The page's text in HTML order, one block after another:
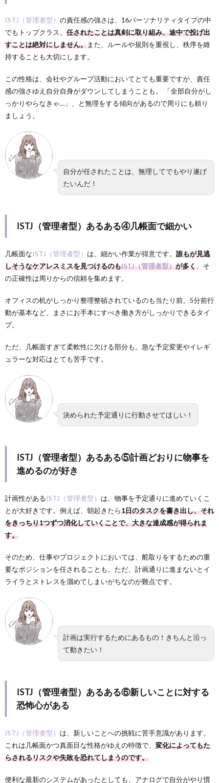
ISTJ（管理者型） の責任感の強さは、16パーソナリティタイプの中
でもトップクラス。 任されたことは真剣に取り組み、途中で投げ出
すことは絶対にしません。また、ルールや規則を重視し、秩序を維
持することも大切にします。
この性格は、会社やグループ活動においてとても重要ですが、責任
感の強さゆえ自分自身がダウンしてしまうことも。 「全部自分がし
っかりやらなきゃ…」、と無理をする傾向があるので周りにも頼り
ましょう。
自分が任されたことは、無理してでもやり遂げ
たいんだ！
ISTJ（管理者型）あるある④几帳面で細かい
几帳面なISTJ（管理者型） は、細かい作業が得意です。 誰もが見逃
しそうなケアレスミスを見つけるのもISTJ（管理者型）が多く 、そ
の正確性は周りからの信頼を集めます。
オフィスの机がしっかり整理整頓されているのも当たり前。5分前行
動が基本など、まさにお手本にすべき働き方がしっかりできるタイ
プ。
ただ、几帳面すぎて柔軟性に欠ける部分も。急な予定変更やイレギ
ュラーな対応はとても苦手です。
決められた予定通りに行動させてほしい！
ISTJ（管理者型）あるある⑤計画どおりに物事を
進めるのが好き
計画性があるISTJ（管理者型） は、物事を予定通りに進めていくこ
とが大好きです。例えば、朝起きたら1日のタスクを書き出し、それ
をきっちり1つずつ消化していくことで、大きな達成感が得られま
す。
そのため、仕事やプロジェクトにおいては、舵取りをするための重
要なポジションを任されることも。ただ、計画通りに進まないとイ
ライラとストレスを溜めてしまいがちなのが難点です。
計画は実行するためにあるもの！きちんと沿っ
て動きたい！
ISTJ（管理者型）あるある⑥新しいことに対する
恐怖心がある
ISTJ（管理者型） は、新しいことへの挑戦に苦手意識があります。
これは几帳面かつ真面目な性格がゆえの特徴で、 変化によってもた
らされるリスクや失敗を恐れてしまうのです。
便利な最新のシステムがあったとしても、アナログで自分がやり慣